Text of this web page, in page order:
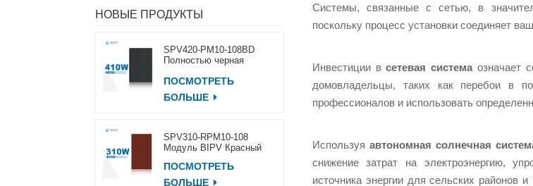
Системы, связанные с сетью, в
поскольку процесс установки соединяет
Инвестиции всетевая система означает
домовладельцы, таких как перебои в
профессионалов и использовать
Используя автономная солнечная
снижение затрат на электроэнергию,
источника энергии для сельских районов
НОВЫЕ ПРОДУКТЫ
SPV420-PM10-108BD
Полностью черная
400~420 Вт
ПОСМОТРЕТЬ
БОЛЬШЕ
SPV310-RPM10-108
Модуль BIPV Красный
ПОСМОТРЕТЬ
БОЛЬШЕ